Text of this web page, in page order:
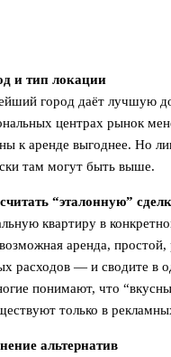
и тип локации
город даёт лучшую
центрах рынок
к аренде выгоднее. Но
там могут быть выше.
“эталонную”
квартиру в
аренда, простой,
расходов — и сводите в
понимают, что
только в
альтернатив